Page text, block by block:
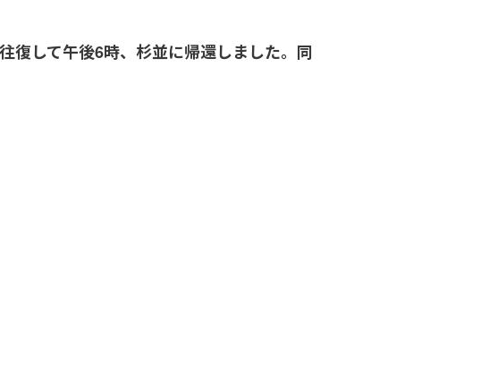
復して午後6時、杉並に帰還しました。同